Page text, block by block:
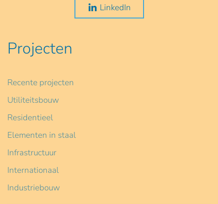
LinkedIn
Projecten
Recente projecten
Utiliteitsbouw
Residentieel
Elementen in staal
Infrastructuur
Internationaal
Industriebouw